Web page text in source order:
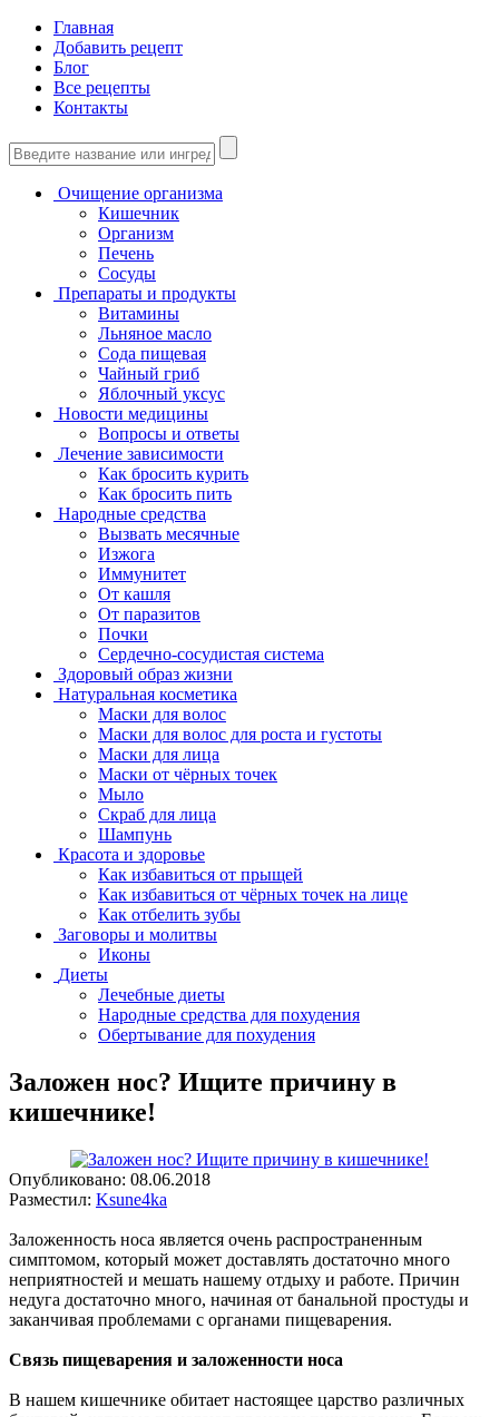
Главная
Добавить рецепт
Блог
Все рецепты
Контакты
Очищение организма
Кишечник
Организм
Печень
Сосуды
Препараты и продукты
Витамины
Льняное масло
Сода пищевая
Чайный гриб
Яблочный уксус
Новости медицины
Вопросы и ответы
Лечение зависимости
Как бросить курить
Как бросить пить
Народные средства
Вызвать месячные
Изжога
Иммунитет
От кашля
От паразитов
Почки
Сердечно-сосудистая система
Здоровый образ жизни
Натуральная косметика
Маски для волос
Маски для волос для роста и густоты
Маски для лица
Маски от чёрных точек
Мыло
Скраб для лица
Шампунь
Красота и здоровье
Как избавиться от прыщей
Как избавиться от чёрных точек на лице
Как отбелить зубы
Заговоры и молитвы
Иконы
Диеты
Лечебные диеты
Народные средства для похудения
Обертывание для похудения
Заложен нос? Ищите причину в
кишечнике!
Опубликовано: 08.06.2018
Разместил: Ksune4ka
Заложенность носа является очень распространенным
симптомом, который может доставлять достаточно много
неприятностей и мешать нашему отдыху и работе. Причин
недуга достаточно много, начиная от банальной простуды и
заканчивая проблемами с органами пищеварения.
Связь пищеварения и заложенности носа
В нашем кишечнике обитает настоящее царство различных